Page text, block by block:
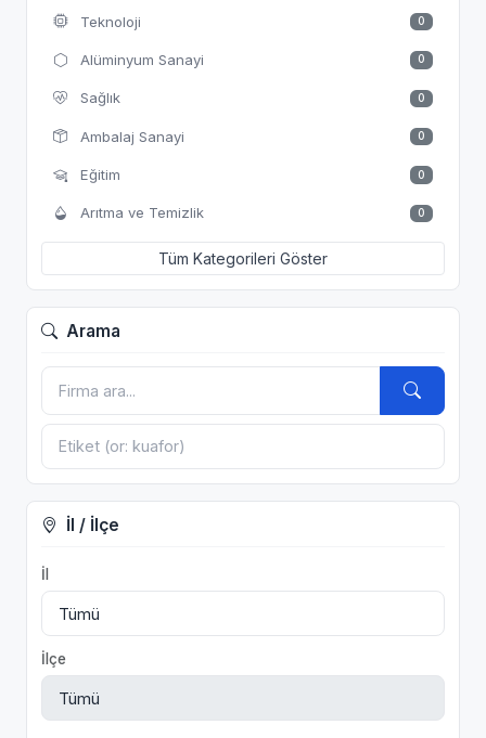
Teknoloji 0
Alüminyum Sanayi 0
Sağlık 0
Ambalaj Sanayi 0
Eğitim 0
Arıtma ve Temizlik 0
Tüm Kategorileri Göster
Arama
İl / İlçe
İl
İlçe